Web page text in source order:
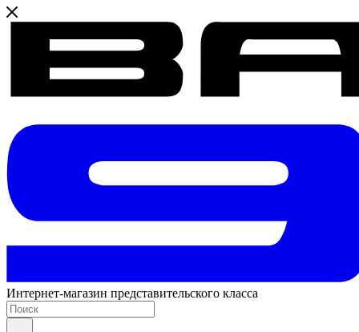
Интернет-магазин представительского класса